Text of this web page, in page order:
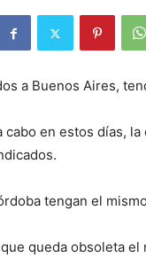
a Buenos Aires,
en estos días,
tengan el
queda obsoleta el